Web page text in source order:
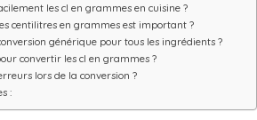
les cl en grammes en cuisine ?
centilitres en grammes est important ?
générique pour tous les ingrédients ?
convertir les cl en grammes ?
lors de la conversion ?
: